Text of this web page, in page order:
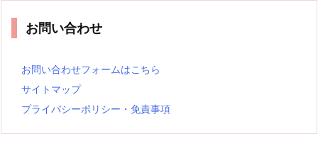
お問い合わせ
お問い合わせフォームはこちら
サイトマップ
プライバシーポリシー・免責事項